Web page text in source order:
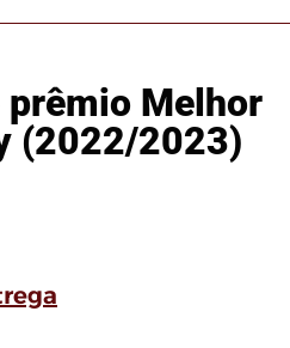
prêmio Melhor
(2022/2023)